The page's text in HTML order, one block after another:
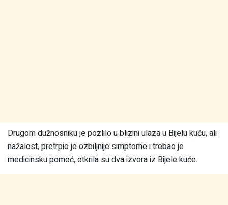
Drugom dužnosniku je pozlilo u blizini ulaza u Bijelu kuću, ali
nažalost, pretrpio je ozbiljnije simptome i trebao je
medicinsku pomoć, otkrila su dva izvora iz Bijele kuće.